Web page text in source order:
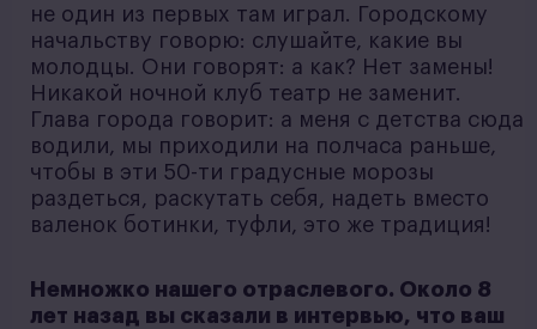
не один из первых там играл. Городскому
начальству говорю: слушайте, какие вы
молодцы. Они говорят: а как? Нет замены!
Никакой ночной клуб театр не заменит.
Глава города говорит: а меня с детства сюда
водили, мы приходили на полчаса раньше,
чтобы в эти 50-ти градусные морозы
раздеться, раскутать себя, надеть вместо
валенок ботинки, туфли, это же традиция!
Немножко нашего отраслевого. Около 8
лет назад вы сказали в интервью, что ваш